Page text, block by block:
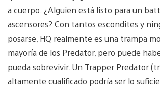
a cuerpo. ¿Alguien está listo para un
ascensores? Con tantos escondites y
posarse, HQ realmente es una trampa
mayoría de los Predator, pero puede
pueda sobrevivir. Un Trapper Predator
altamente cualificado podría ser lo